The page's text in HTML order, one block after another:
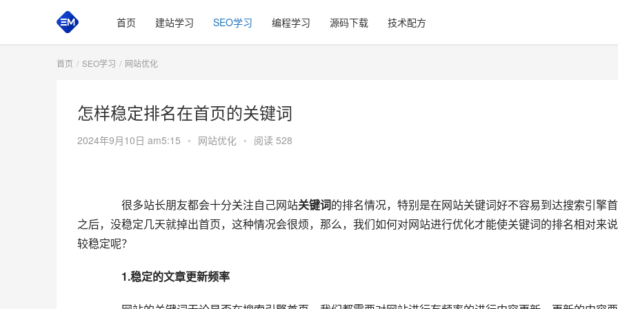
首页 建站学习 SEO学习 编程学习 源码下载 技术配方
首页 SEO学习 网站优化
怎样稳定排名在首页的关键词
2024年9月10日 am5:15 • 网站优化 • 阅读 528
  	  很多站长朋友都会十分关注自己网站
关键词的排名情况，特别是在网站关键词好不容易到达搜索引擎
之后，没稳定几天就掉出首页，这种情况会很烦，那么，我们如何对网站进行优化才能使关键词的排名相对来
较稳定呢？
1.稳定的文章更新频率